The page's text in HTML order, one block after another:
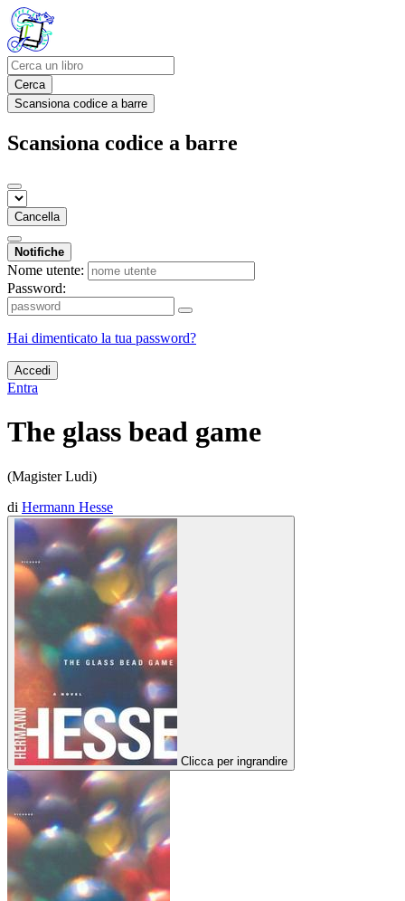
Cerca
Scansiona codice a barre
Scansiona codice a barre
Cancella
Notifiche
Nome utente:
Password:
Hai dimenticato la tua password?
Accedi
Entra
The glass bead game
(Magister Ludi)
di Hermann Hesse
Clicca per ingrandire